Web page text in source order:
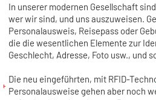
In unserer modernen Gesellschaft
wer wir sind, und uns auszuweisen.
Personalausweis, Reisepass oder
die die wesentlichen Elemente zur
Geschlecht, Adresse, Foto usw., und
Die neu eingeführten, mit RFID-
Personalausweise gehen aber noch